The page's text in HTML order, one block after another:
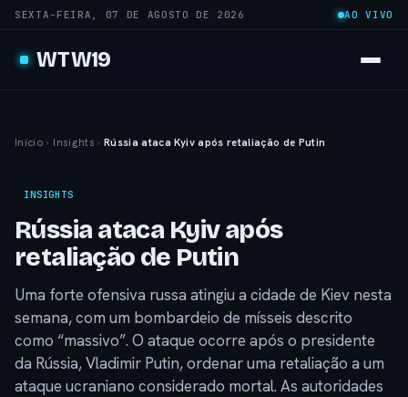
SEXTA-FEIRA, 07 DE AGOSTO DE 2026 AO VIVO
WTW19
Início › Insights › Rússia ataca Kyiv após retaliação de Putin
INSIGHTS
Rússia ataca Kyiv após
retaliação de Putin
Uma forte ofensiva russa atingiu a cidade de Kiev nesta
semana, com um bombardeio de mísseis descrito
como “massivo”. O ataque ocorre após o presidente
da Rússia, Vladimir Putin, ordenar uma retaliação a um
ataque ucraniano considerado mortal. As autoridades